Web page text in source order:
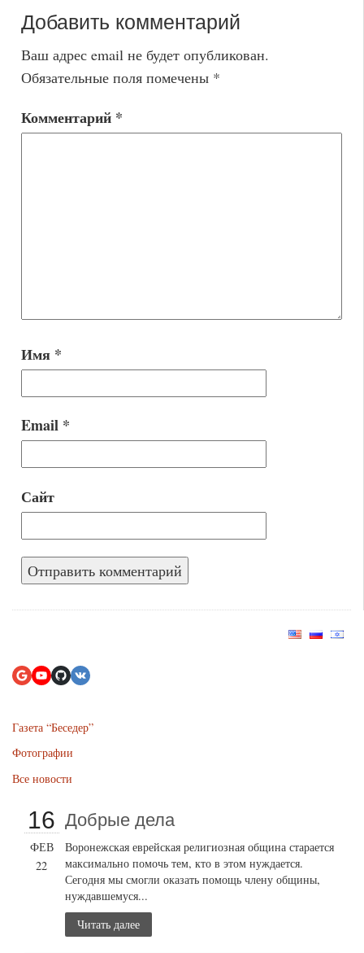
Добавить комментарий
Ваш адрес email не будет опубликован.
Обязательные поля помечены *
Комментарий *
Имя *
Email *
Сайт
Газета “Беседер”
Фотографии
Все новости
16
ФЕВ
22
Добрые дела
Воронежская еврейская религиозная община старается
максимально помочь тем, кто в этом нуждается.
Сегодня мы смогли оказать помощь члену общины,
нуждавшемуся...
Читать далее